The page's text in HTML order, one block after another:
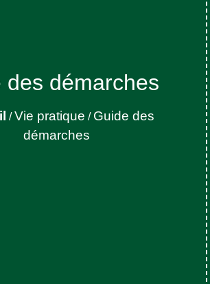
des démarches
/Vie pratique / Guide des
démarches